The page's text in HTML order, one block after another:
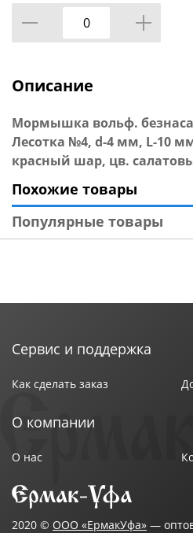
Описание
Мормышка вольф.
Лесотка №4, d-4 мм, L-10
красный шар, цв.
Похожие товары
Популярные товары
Сервис и поддержка
Как сделать заказ
О компании
О нас
2020 © ООО «ЕрмакУфа» —